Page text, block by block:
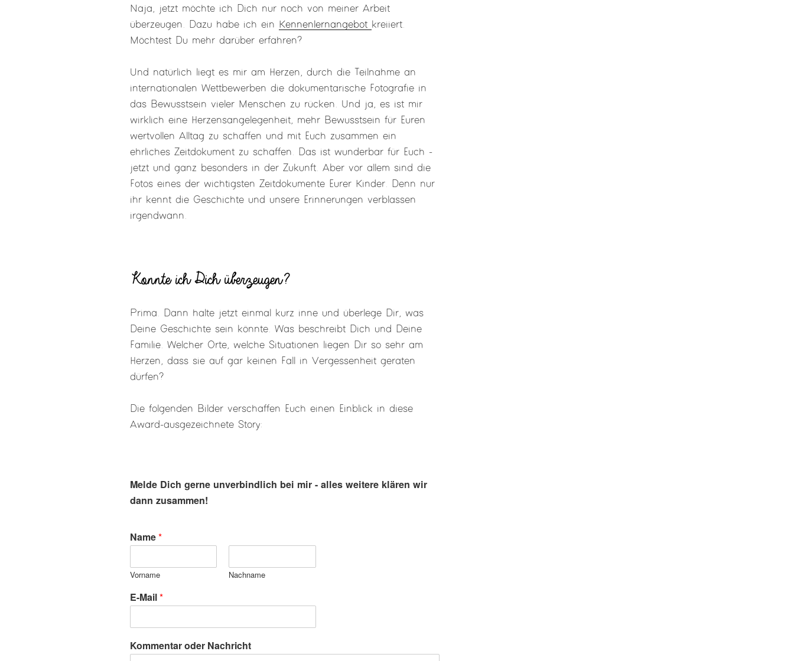
Naja, jetzt möchte ich Dich nur noch von meiner Arbeit
überzeugen. Dazu habe ich ein Kennenlernangebot kreiiert.
Möchtest Du mehr darüber erfahren?
Und natürlich liegt es mir am Herzen, durch die Teilnahme an
internationalen Wettbewerben die dokumentarische Fotografie in
das Bewusstsein vieler Menschen zu rücken. Und ja, es ist mir
wirklich eine Herzensangelegenheit, mehr Bewusstsein für Euren
wertvollen Alltag zu schaffen und mit Euch zusammen ein
ehrliches Zeitdokument zu schaffen. Das ist wunderbar für Euch -
jetzt und ganz besonders in der Zukunft. Aber vor allem sind die
Fotos eines der wichtigsten Zeitdokumente Eurer Kinder. Denn nur
ihr kennt die Geschichte und unsere Erinnerungen verblassen
irgendwann.
Konnte ich Dich überzeugen?
Prima. Dann halte jetzt einmal kurz inne und überlege Dir, was
Deine Geschichte sein könnte. Was beschreibt Dich und Deine
Familie. Welcher Orte, welche Situationen liegen Dir so sehr am
Herzen, dass sie auf gar keinen Fall in Vergessenheit geraten
dürfen?
Die folgenden Bilder verschaffen Euch einen Einblick in diese
Award-ausgezeichnete Story:
Melde Dich gerne unverbindlich bei mir - alles weitere klären wir
dann zusammen!
Name*
Vorname Nachname
E-Mail*
K
o
Kommentar oder Nachricht